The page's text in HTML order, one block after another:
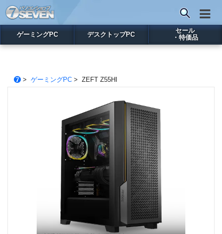
ゲーミングPC デスクトップPC
セール
・特価品
> ゲーミングPC> ZEFT Z55HI